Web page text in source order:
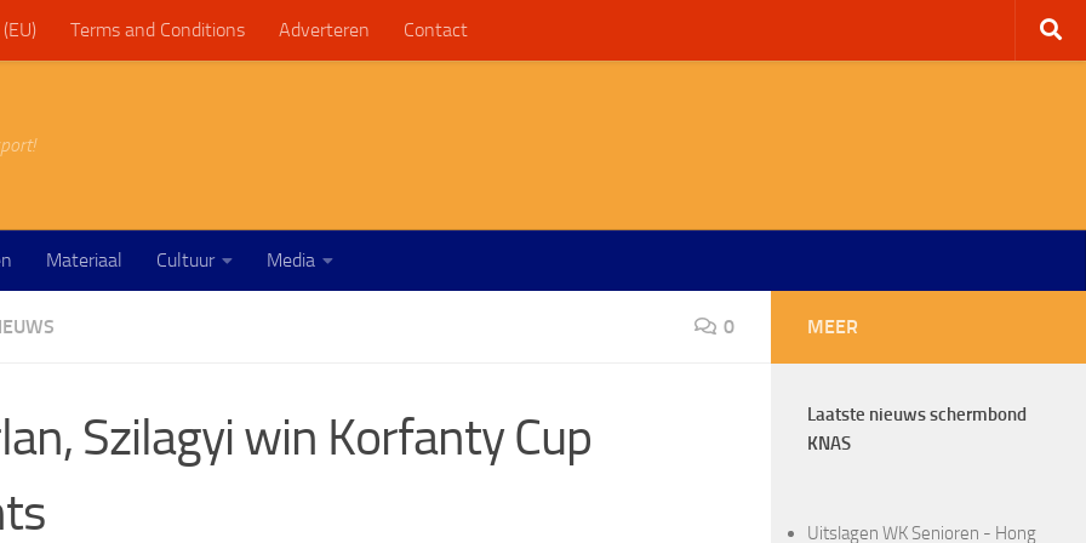
Terms and Conditions Adverteren Contact
Materiaal Cultuur Media
0
Szilagyi win Korfanty Cup
MEER
Laatste nieuws schermbond
KNAS
Uitslagen WK Senioren - Hong